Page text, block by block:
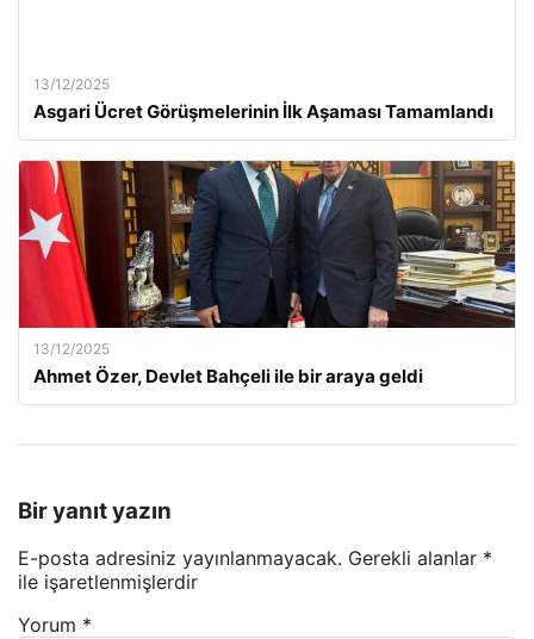
13/12/2025
Asgari Ücret Görüşmelerinin İlk Aşaması Tamamlandı
13/12/2025
Ahmet Özer, Devlet Bahçeli ile bir araya geldi
Bir yanıt yazın
E-posta adresiniz yayınlanmayacak. Gerekli alanlar *
ile işaretlenmişlerdir
Yorum *